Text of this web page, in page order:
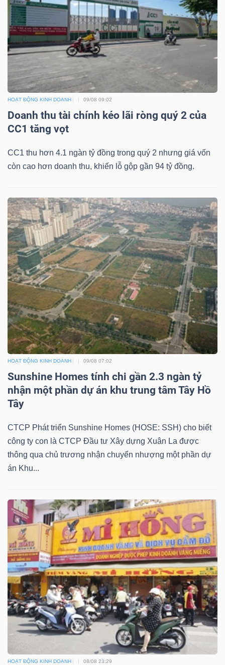
HOẠT ĐỘNG KINH DOANH 09/08 09:02
Doanh thu tài chính kéo lãi ròng quý 2 của
CC1 tăng vọt
CC1 thu hơn 4.1 ngàn tỷ đồng trong quý 2 nhưng giá vốn
còn cao hơn doanh thu, khiến lỗ gộp gần 94 tỷ đồng.
HOẠT ĐỘNG KINH DOANH 09/08 07:02
Sunshine Homes tính chi gần 2.3 ngàn tỷ
nhận một phần dự án khu trung tâm Tây Hồ
Tây
CTCP Phát triển Sunshine Homes (HOSE: SSH) cho biết
công ty con là CTCP Đầu tư Xây dựng Xuân La được
thông qua chủ trương nhận chuyển nhượng một phần dự
án Khu...
HOẠT ĐỘNG KINH DOANH 08/08 23:29
YẾU
TIÊU
DÙNG
THIẾT
CHĂM
SỨC
KHỎE
TÀI
CHÍNH
CÔNG
NGHỆ
THÔNG
TIN
DỊCH
VỤ
TIỆN
ÍCH
BẤT
SẢN